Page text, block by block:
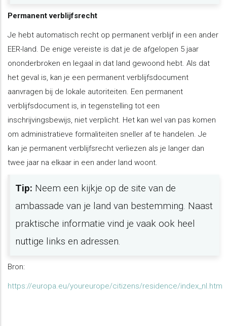
Permanent verblijfsrecht
Je hebt automatisch recht op permanent verblijf in een ander
EER-land. De enige vereiste is dat je de afgelopen 5 jaar
ononderbroken en legaal in dat land gewoond hebt. Als dat
het geval is, kan je een permanent verblijfsdocument
aanvragen bij de lokale autoriteiten. Een permanent
verblijfsdocument is, in tegenstelling tot een
inschrijvingsbewijs, niet verplicht. Het kan wel van pas komen
om administratieve formaliteiten sneller af te handelen. Je
kan je permanent verblijfsrecht verliezen als je langer dan
twee jaar na elkaar in een ander land woont.
Tip: Neem een kijkje op de site van de
ambassade van je land van bestemming. Naast
praktische informatie vind je vaak ook heel
nuttige links en adressen.
Bron:
https://europa.eu/youreurope/citizens/residence/index_nl.htm